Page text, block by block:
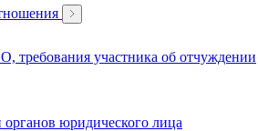
требования участника об отчуждении
юридического лица